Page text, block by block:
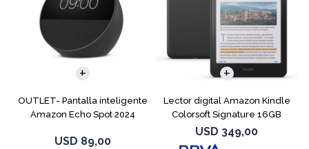
OUTLET- Pantalla inteligente
Amazon Echo Spot 2024
USD 89,00
Lector digital Amazon Kindle
Colorsoft Signature 16GB
Negro
USD 349,00